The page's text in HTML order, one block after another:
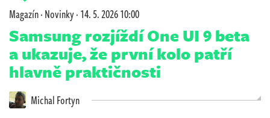
Magazín·Novinky·14. 5. 2026 10:00
Samsung rozjíždí One UI 9 beta
a ukazuje, že první kolo patří
hlavně praktičnosti
Michal Fortyn